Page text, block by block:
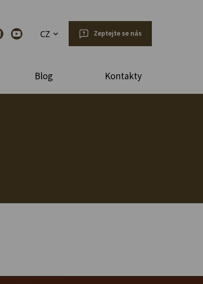
CZ Zeptejte se nás
Blog Kontakty